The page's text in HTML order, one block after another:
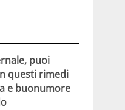
puoi
questi rimedi
e buonumore